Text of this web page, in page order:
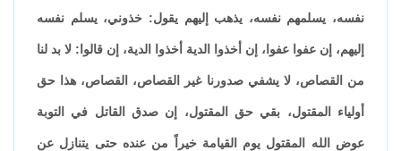
نفسه، يسلمهم نفسه، يذهب إليهم يقول: خذوني، يسلم نفسه
إليهم، إن عفوا عفوا، إن أخذوا الدية أخذوا الدية، إن قالوا: لا بد لنا
من القصاص، لا يشفي صدورنا غير القصاص، القصاص، هذا حق
أولياء المقتول، بقي حق المقتول، إن صدق القاتل في التوبة
عوض الله المقتول يوم القيامة خيراً من عنده حتى يتنازل عن